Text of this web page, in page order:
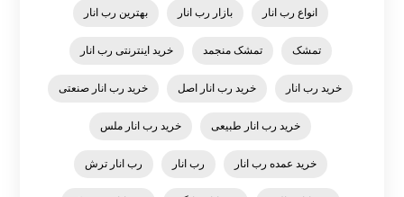
انواع رب انار بازار رب انار بهترین رب انار
تمشک تمشک منجمد خرید اینترنتی رب انار
خرید رب انار خرید رب انار اصل خرید رب انار صنعتی
خرید رب انار طبیعی خرید رب انار ملس
خرید عمده رب انار رب انار رب انار ترش